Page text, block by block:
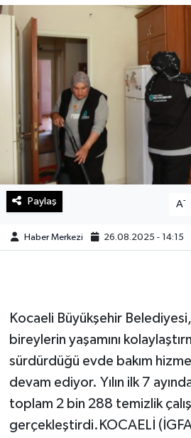
Paylaş A-
Haber Merkezi 26.08.2025 - 14:15
Kocaeli Büyükşehir
bireylerin yaşamını
sürdürdüğü evde bakım
devam ediyor. Yılın ilk 7
toplam 2 bin 288 temizlik
gerçekleştirdi.KOCAELİ
Sağlık
Teknoloji
Yaşam